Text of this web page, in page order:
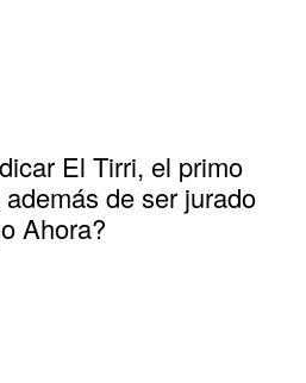
El Tirri, el primo
de ser jurado
Ahora?